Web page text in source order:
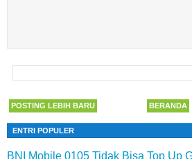
POSTING LEBIH BARU BERANDA
ENTRI POPULER
BNI Mobile 0105 Tidak Bisa Top Up